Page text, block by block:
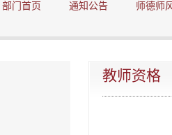
部门首页 通知公告 师德师
教师资格